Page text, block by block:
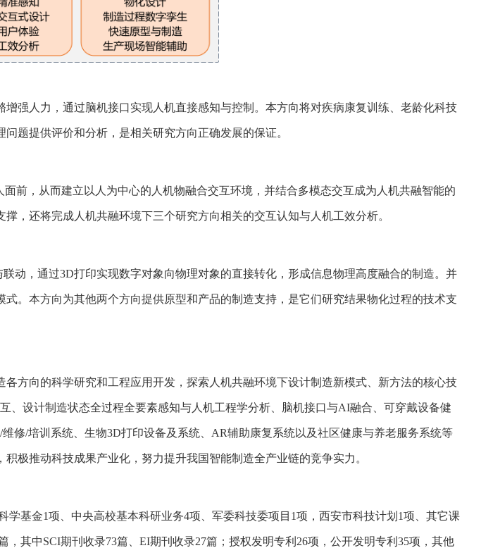
增强人力，通过脑机接口实现人机直接感知与控制。本方向将对疾病康复训练、老龄化科技
题提供评价和分析，是相关研究方向正确发展的保证。
前，从而建立以人为中心的人机物融合交互环境，并结合多模态交互成为人机共融智能的
，还将完成人机共融环境下三个研究方向相关的交互认知与人机工效分析。
联动，通过3D打印实现数字对象向物理对象的直接转化，形成信息物理高度融合的制造。并
。本方向为其他两个方向提供原型和产品的制造支持，是它们研究结果物化过程的技术支
方向的科学研究和工程应用开发，探索人机共融环境下设计制造新模式、新方法的核心技
、设计制造状态全过程全要素感知与人机工程学分析、脑机接口与AI融合、可穿戴设备健
/维修/培训系统、生物3D打印设备及系统、 AR辅助康复系统以及社区健康与养老服务系统等
极推动科技成果产业化，努力提升我国智能制造全产业链的竞争实力。
学基金1项、中央高校基本科研业务4项、军委科技委项目 1项，西安市科技计划 1项、其它课
，其中SCI期刊收录73篇、 EI期刊收录27篇；授权发明专利 26项，公开发明专利 35项，其他